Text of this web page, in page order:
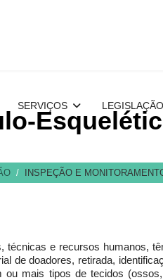
SERVIÇOS LEGISLAÇÃO
INSPEÇÃO E
técnicas e recursos humanos,
de doadores, retirada,
ou mais tipos de tecidos